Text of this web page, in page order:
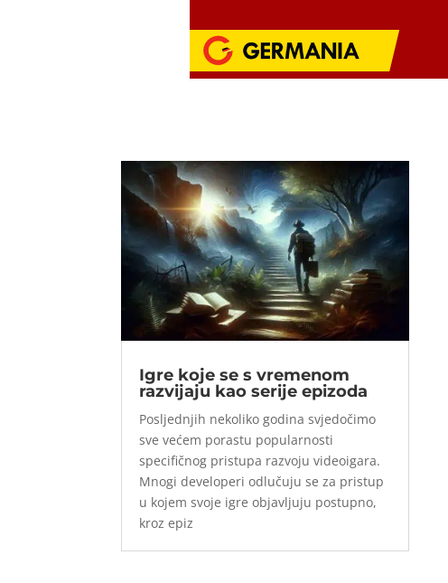
Igre koje se s vremenom
razvijaju kao serije epizoda
Posljednjih nekoliko godina svjedočimo
sve većem porastu popularnosti
specifičnog pristupa razvoju videoigara.
Mnogi developeri odlučuju se za pristup
u kojem svoje igre objavljuju postupno,
kroz epiz